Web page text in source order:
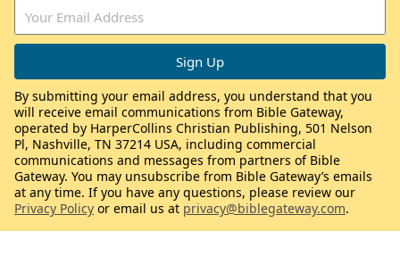
By submitting your email address, you understand that you
will receive email communications from Bible Gateway,
operated by HarperCollins Christian Publishing, 501 Nelson
Pl, Nashville, TN 37214 USA, including commercial
communications and messages from partners of Bible
Gateway. You may unsubscribe from Bible Gateway’s emails
at any time. If you have any questions, please review our
Privacy Policy or email us at privacy@biblegateway.com.